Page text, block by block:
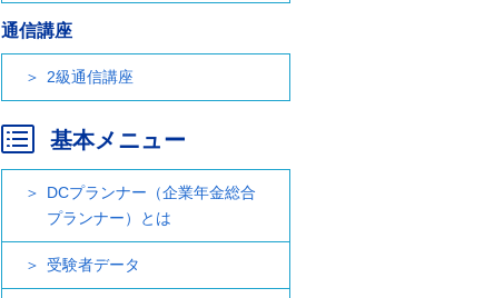
通信講座
2級通信講座
基本メニュー
DCプランナー（企業年金総合
プランナー）とは
受験者データ